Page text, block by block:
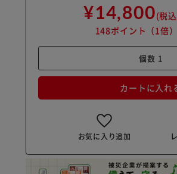
¥14,800(税
148ポイント （1倍）
カートに入れ
お気に入り追加